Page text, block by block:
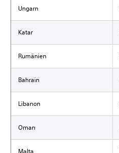
Ungarn
Katar
Rumänien
Bahrain
Libanon
Oman
Malta